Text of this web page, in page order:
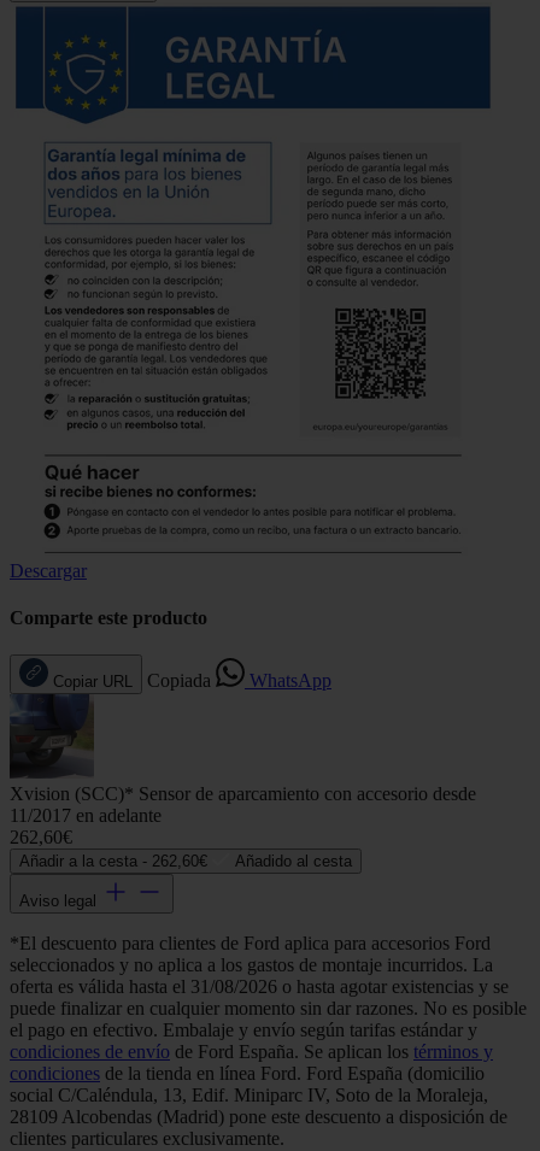
Descargar
Comparte este producto
Copiar URL Copiada WhatsApp
Xvision (SCC)* Sensor de aparcamiento con accesorio desde
11/2017 en adelante
262,60€
Añadir a la cesta - 262,60€ Añadido al cesta
Aviso legal
*El descuento para clientes de Ford aplica para accesorios Ford
seleccionados y no aplica a los gastos de montaje incurridos. La
oferta es válida hasta el 31/08/2026 o hasta agotar existencias y se
puede finalizar en cualquier momento sin dar razones. No es posible
el pago en efectivo. Embalaje y envío según tarifas estándar y
condiciones de envío de Ford España. Se aplican los términos y
condiciones de la tienda en línea Ford. Ford España (domicilio
social C/Caléndula, 13, Edif. Miniparc IV, Soto de la Moraleja,
28109 Alcobendas (Madrid) pone este descuento a disposición de
clientes particulares exclusivamente.